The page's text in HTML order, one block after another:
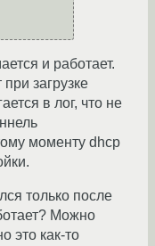
и работает.
загрузке
в лог, что не
моменту dhcp
только после
Можно
это как-то